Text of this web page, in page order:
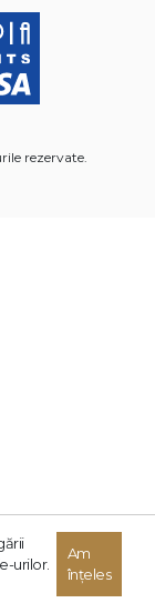
rezervate.
urilor.
Am
înțeles